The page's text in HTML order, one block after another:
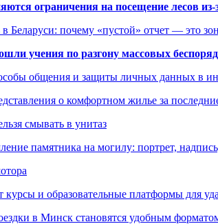
ограничения на посещение лесов
в Беларуси: почему «пустой» отчет — это
учения по разгону массовых
общения и защиты личных данных в
о комфортном жилье за
смывать в унитаз
памятника на могилу: портрет,
и образовательные платформы для
в Минск становятся удобным